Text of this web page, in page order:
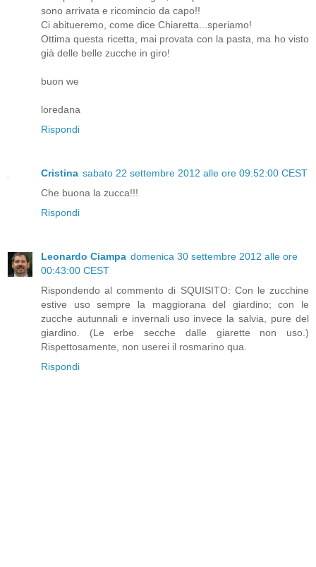
sono arrivata e ricomincio da capo!!
Ci abitueremo, come dice Chiaretta...speriamo!
Ottima questa ricetta, mai provata con la pasta, ma ho visto
già delle belle zucche in giro!
buon we
loredana
Rispondi
Cristina sabato 22 settembre 2012 alle ore 09:52:00 CEST
Che buona la zucca!!!
Rispondi
Leonardo Ciampa domenica 30 settembre 2012 alle ore
00:43:00 CEST
Rispondendo al commento di SQUISITO: Con le zucchine
estive uso sempre la maggiorana del giardino; con le
zucche autunnali e invernali uso invece la salvia, pure del
giardino. (Le erbe secche dalle giarette non uso.)
Rispettosamente, non userei il rosmarino qua.
Rispondi